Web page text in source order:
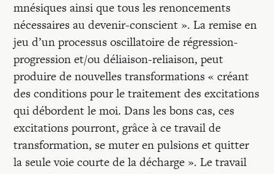
mnésiques ainsi que tous les renoncements
nécessaires au devenir-conscient ». La remise en
jeu d’un processus oscillatoire de régression-
progression et/ou déliaison-reliaison, peut
produire de nouvelles transformations « créant
des conditions pour le traitement des excitations
qui débordent le moi. Dans les bons cas, ces
excitations pourront, grâce à ce travail de
transformation, se muter en pulsions et quitter
la seule voie courte de la décharge ». Le travail